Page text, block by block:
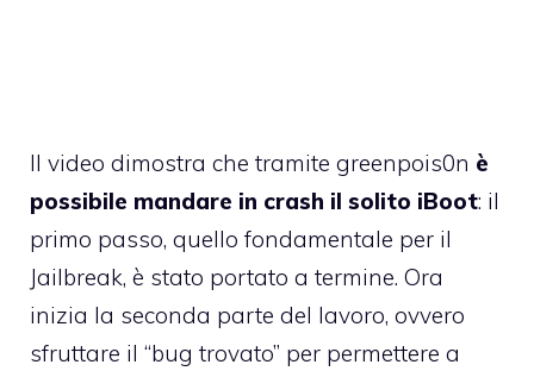
Il video dimostra che tramite greenpois0n è
possibile mandare in crash il solito iBoot: il
primo passo, quello fondamentale per il
Jailbreak, è stato portato a termine. Ora
inizia la seconda parte del lavoro, ovvero
sfruttare il “bug trovato” per permettere a